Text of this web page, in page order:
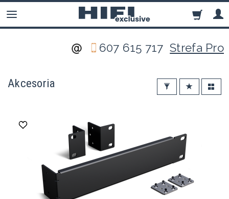
607 615 717Strefa Pro
Akcesoria